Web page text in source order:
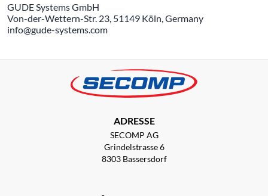
GUDE Systems GmbH
Von-der-Wettern-Str. 23, 51149 Köln, Germany
info@gude-systems.com
ADRESSE
SECOMP AG
Grindelstrasse 6
8303 Bassersdorf